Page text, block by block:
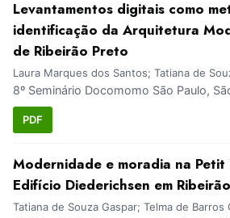
Levantamentos digitais como
identificação da Arquitetura
de Ribeirão Preto
Laura Marques dos Santos; Tatiana de
8º Seminário Docomomo São Paulo,
PDF
Modernidade e moradia na Petit
Edifício Diederichsen em
Tatiana de Souza Gaspar; Telma de Barros